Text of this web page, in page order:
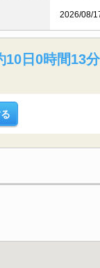
2026/08/
10日0時間13